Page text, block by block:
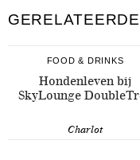
FOOD & DRINKS
Hondenleven bij
SkyLounge
Charlot